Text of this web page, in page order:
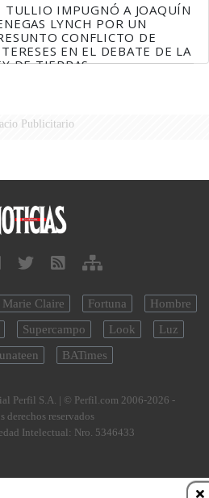
TULLIO IMPUGNÓ A JOAQUÍN
LYNCH POR UN
CONFLICTO DE
EN EL DEBATE DE LA
DE TIERRAS
Publicitario
Marie Claire Fortuna
Hombre
Supercampo Look
Luz
BATimes
Perfil S.A. | © Perfil.com 2006-2026 -
derechos reservados
Intelectual: Nro. 5346433